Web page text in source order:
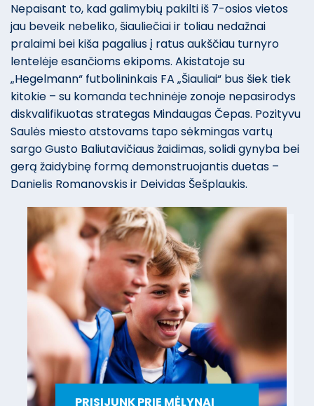
Nepaisant to, kad galimybių pakilti iš 7-osios vietos
jau beveik nebeliko, šiauliečiai ir toliau nedažnai
pralaimi bei kiša pagalius į ratus aukščiau turnyro
lentelėje esančioms ekipoms. Akistatoje su
„Hegelmann“ futbolininkais FA „Šiauliai“ bus šiek tiek
kitokie – su komanda techninėje zonoje nepasirodys
diskvalifikuotas strategas Mindaugas Čepas. Pozityvu
Saulės miesto atstovams tapo sėkmingas vartų
sargo Gusto Baliutavičiaus žaidimas, solidi gynyba bei
gerą žaidybinę formą demonstruojantis duetas –
Danielis Romanovskis ir Deividas Šešplaukis.
PRISIJUNK PRIE MĖLYNAI